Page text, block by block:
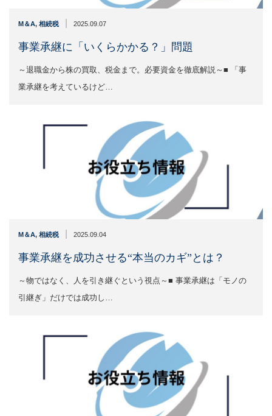
M＆A, 相続税 2025.09.07
事業承継に「いくらかかる？」問題
～退職金から株の買取、税金まで。必要資金を徹底解説～■ 「事
業承継を考えているけど…
M＆A, 相続税 2025.09.04
事業承継を成功させる“本当のカギ”とは？
～物ではなく、人を引き継ぐという視点～■ 事業承継は「モノの
引継ぎ」だけでは成功し…